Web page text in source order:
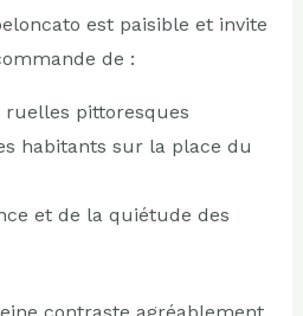
est paisible et invite
de :
ruelles pittoresques
habitants sur la place du
et de la quiétude des
contraste agréablement